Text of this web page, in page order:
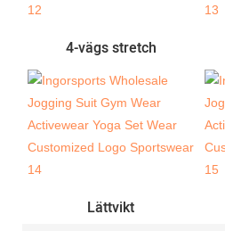
4-vägs stretch
Lättvikt